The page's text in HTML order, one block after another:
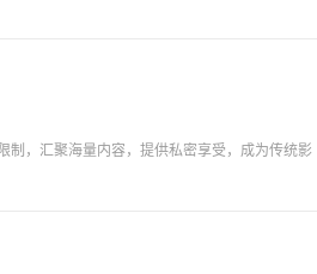
，汇聚海量内容，提供私密享受，成为传统影